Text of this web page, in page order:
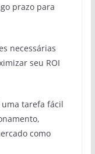
prazo para
necessárias
seu ROI
tarefa fácil
como